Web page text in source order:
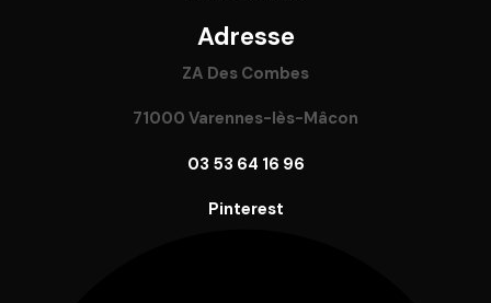
Adresse
ZA Des Combes
71000 Varennes-lès-Mâcon
03 53 64 16 96
Pinterest